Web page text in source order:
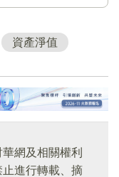
資產淨值
網及相關權利
止進行轉載、摘